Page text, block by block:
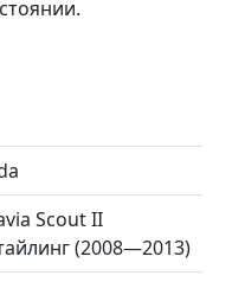
Scout II
(2008—2013)